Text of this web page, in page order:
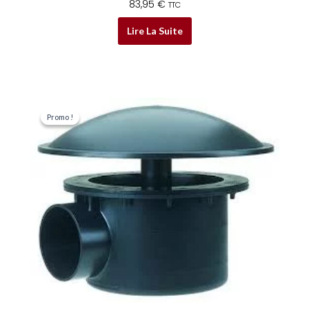
83,95 € TTC
Lire La Suite
Promo !
Promo !
Le
prix
était :
33,95 €.
Le
prix
actuel
est :
29,95 €.